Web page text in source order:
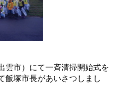
雲市）にて一斉清掃開始式を
飯塚市長があいさつしまし